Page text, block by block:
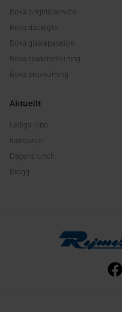
Boka originalservice
Boka däckbyte
Boka glasreparation
Boka skadebesiktning
Boka provkörning
Aktuellt
Lediga jobb
Kampanjer
Dagens lunch
Blogg